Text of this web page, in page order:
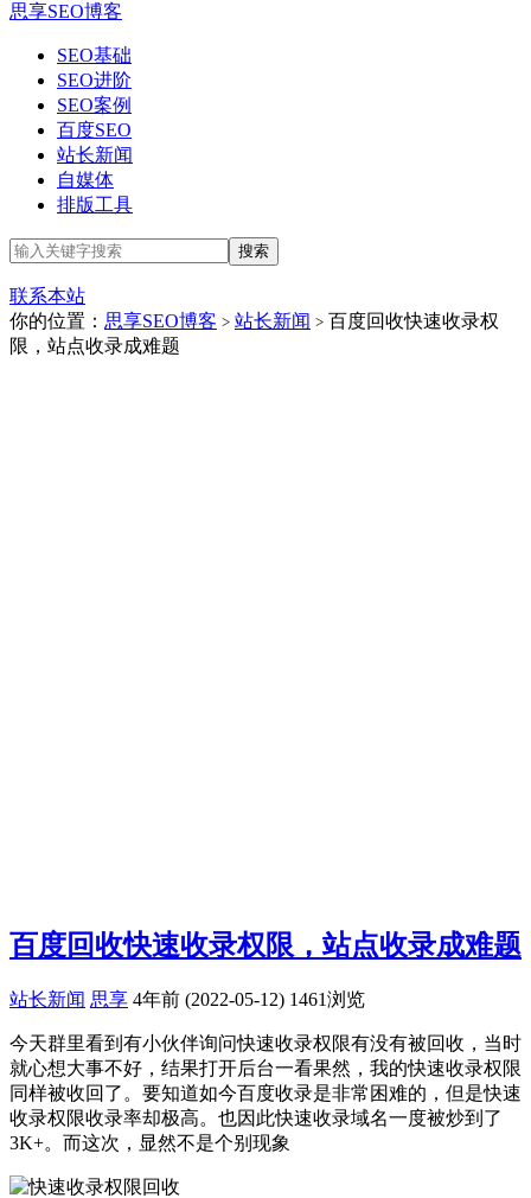
思享SEO博客
SEO基础
SEO进阶
SEO案例
百度SEO
站长新闻
自媒体
排版工具
联系本站
你的位置： 思享SEO博客 > 站长新闻 > 百度回收快速收录权
限，站点收录成难题
百度回收快速收录权限，站点收录成难题
站长新闻 思享 4年前 (2022-05-12) 1461浏览
今天群里看到有小伙伴询问快速收录权限有没有被回收，当时
就心想大事不好，结果打开后台一看果然，我的快速收录权限
同样被收回了。要知道如今百度收录是非常困难的，但是快速
收录权限收录率却极高。也因此快速收录域名一度被炒到了
3K+。而这次，显然不是个别现象